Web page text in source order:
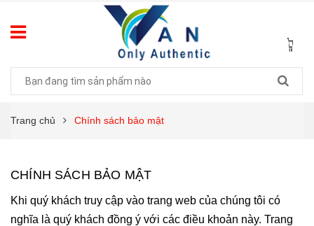
Trang chủ Chính sách bảo mật
CHÍNH SÁCH BẢO MẬT
Khi quý khách truy cập vào trang web của chúng tôi có
nghĩa là quý khách đồng ý với các điều khoản này. Trang